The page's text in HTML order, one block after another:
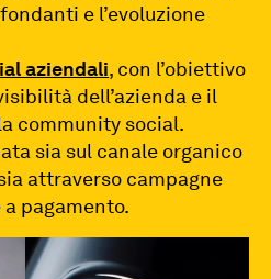
e l’evoluzione
aziendali, con l’obiettivo
dell’azienda e il
community social.
sia sul canale organico
attraverso campagne
pagamento.